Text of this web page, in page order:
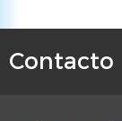
FContacto